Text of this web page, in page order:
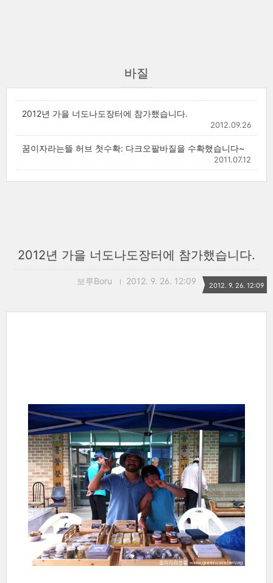
바질
2012년 가을 너도나도장터에 참가했습니다.
2012.09.26
꿈이자라는뜰 허브 첫수확: 다크오팔바질을 수확했습니다~
2011.07.12
2012년 가을 너도나도장터에 참가했습니다.
보루Boru 2012. 9. 26. 12:09 2012. 9. 26. 12:09